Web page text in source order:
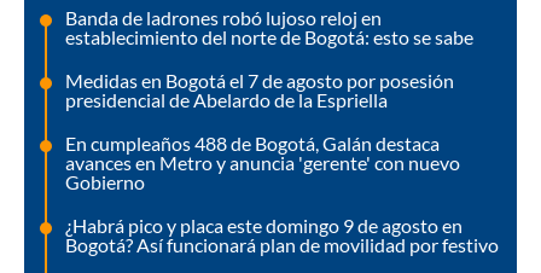
Banda de ladrones robó lujoso reloj en
establecimiento del norte de Bogotá: esto se sabe
Medidas en Bogotá el 7 de agosto por posesión
presidencial de Abelardo de la Espriella
En cumpleaños 488 de Bogotá, Galán destaca
avances en Metro y anuncia 'gerente' con nuevo
Gobierno
¿Habrá pico y placa este domingo 9 de agosto en
Bogotá? Así funcionará plan de movilidad por festivo